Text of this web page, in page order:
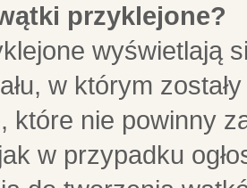
przyklejone?
wyświetlają
w którym
które nie powinny
w przypadku